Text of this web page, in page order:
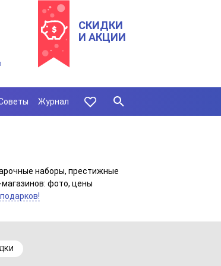
СКИДКИ
И АКЦИИ
Журнал
наборы, престижные
фото, цены